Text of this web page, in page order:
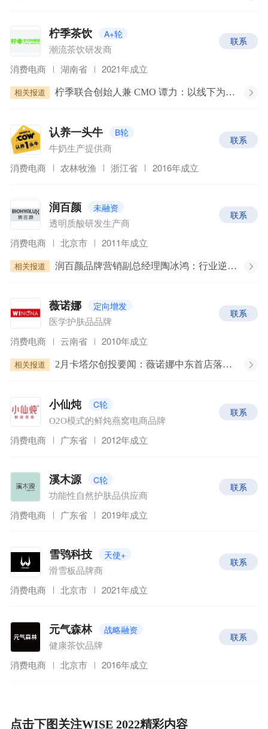
柠季茶饮 A+轮
潮流茶饮研发商
联系
消费电商 湖南省 2021年成立
相关报道 柠季联合创始人兼 CMO 谭力：以线下为根基的茶饮品牌如何在疫情中快速前进？丨WISE2022 新经济之王大会
认养一头牛 B轮
牛奶生产提供商
联系
消费电商 农林牧渔 浙江省 2016年成立
润百颜 未融资
透明质酸研发生产商
联系
消费电商 北京市 2011年成立
相关报道 润百颜品牌营销副总经理陶冰鸿：行业逆风期，润百颜的品牌策略与增长逻辑｜WISE2022「适者生存」新消费峰会
薇诺娜 定向增发
医学护肤品品牌
联系
消费电商 云南省 2010年成立
相关报道 2月卡塔尔创投要闻：薇诺娜中东首店落地多哈；卡塔尔推出两项全新居留签证
小仙炖 C轮
O2O模式的鲜炖燕窝电商品牌
联系
消费电商 广东省 2012年成立
溪木源 C轮
功能性自然护肤品供应商
联系
消费电商 广东省 2019年成立
雪鸮科技 天使+
滑雪板品牌商
联系
消费电商 北京市 2021年成立
元气森林 战略融资
健康茶饮品牌
联系
消费电商 北京市 2016年成立
点击下图关注WISE 2022精彩内容